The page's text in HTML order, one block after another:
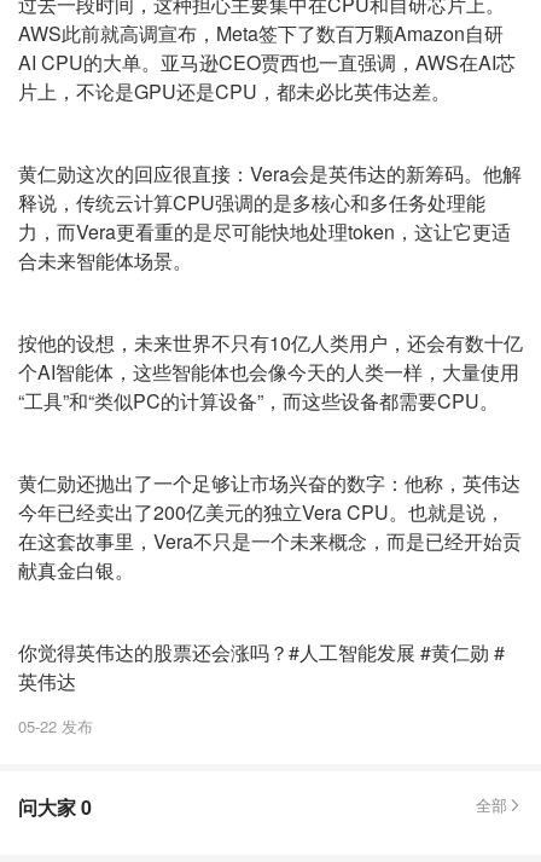
AWS此前就高调宣布，Meta签下了数百万颗Amazon自研
AI CPU的大单。亚马逊CEO贾西也一直强调，AWS在AI芯
片上，不论是GPU还是CPU，都未必比英伟达差。
黄仁勋这次的回应很直接：Vera会是英伟达的新筹码。他解
释说，传统云计算CPU强调的是多核心和多任务处理能
力，而Vera更看重的是尽可能快地处理token，这让它更适
合未来智能体场景。
按他的设想，未来世界不只有10亿人类用户，还会有数十亿
个AI智能体，这些智能体也会像今天的人类一样，大量使用
“工具”和“类似PC的计算设备”，而这些设备都需要CPU。
黄仁勋还抛出了一个足够让市场兴奋的数字：他称，英伟达
今年已经卖出了200亿美元的独立Vera CPU。也就是说，
在这套故事里，Vera不只是一个未来概念，而是已经开始贡
献真金白银。
你觉得英伟达的股票还会涨吗？#人工智能发展 #黄仁勋 #
英伟达
05-22 发布
问大家0 全部